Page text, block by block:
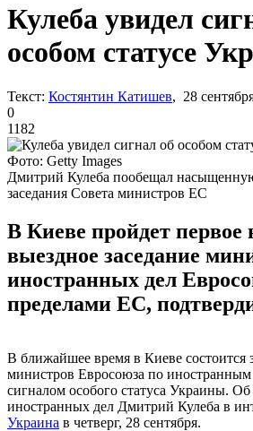
Кулеба увидел
особом статусе
Текст: Костянтин Катишев, 28
0
1182
Фото: Getty Images
Дмитрий Кулеба пообещал
заседания Совета министров ЕС
В Киеве пройдет первое
выездное заседание
иностранных дел
пределами ЕС,
В ближайшее время в Киеве состоится
министров Евросоюза по иностранным
сигналом особого статуса Украины.
иностранных дел Дмитрий Кулеба в
Украина в четверг, 28 сентября.